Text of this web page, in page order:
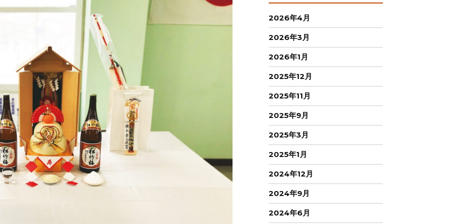
2026年4月
2026年3月
2026年1月
2025年12月
2025年11月
2025年9月
2025年3月
2025年1月
2024年12月
2024年9月
2024年6月